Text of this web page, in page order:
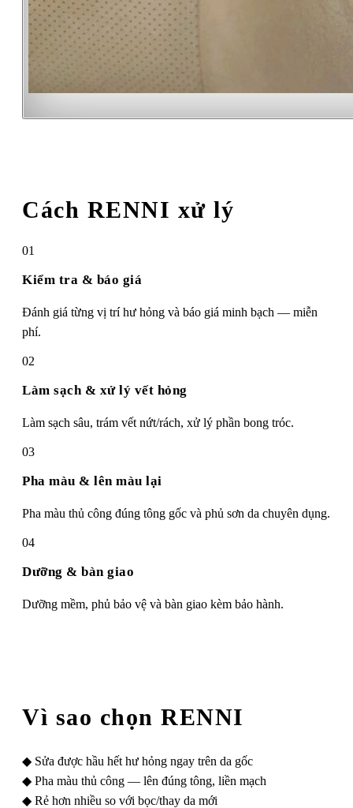
Cách RENNI xử lý
01
Kiểm tra & báo giá
Đánh giá từng vị trí hư hỏng và báo giá minh bạch — miễn
phí.
02
Làm sạch & xử lý vết hỏng
Làm sạch sâu, trám vết nứt/rách, xử lý phần bong tróc.
03
Pha màu & lên màu lại
Pha màu thủ công đúng tông gốc và phủ sơn da chuyên dụng.
04
Dưỡng & bàn giao
Dưỡng mềm, phủ bảo vệ và bàn giao kèm bảo hành.
Vì sao chọn RENNI
◆ Sửa được hầu hết hư hỏng ngay trên da gốc
◆ Pha màu thủ công — lên đúng tông, liền mạch
◆ Rẻ hơn nhiều so với bọc/thay da mới